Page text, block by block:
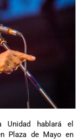
Unidad hablará el
Plaza de Mayo en